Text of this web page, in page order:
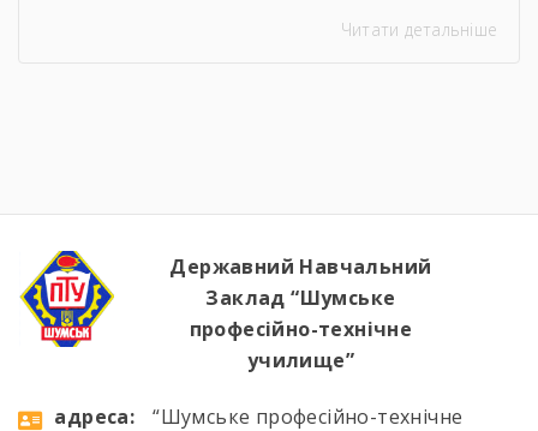
устаткування, водій автотранспортних
Читати детальніше
Державний Навчальний
Заклад “Шумське
професійно-технічне
училище”
aдресa:
“Шумське професійно-технічне